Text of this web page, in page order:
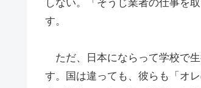
しない。「そうじ業者の仕事を
す。
ただ、日本にならって学校で
す。国は違っても、彼らも「オ